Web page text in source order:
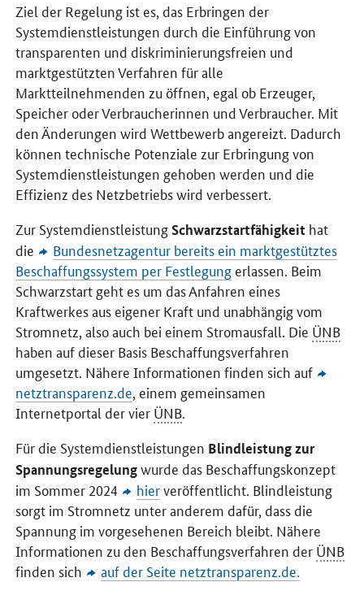
Ziel der Regelung ist es, das Erbringen der
Systemdienstleistungen durch die Einführung von
transparenten und diskriminierungsfreien und
marktgestützten Verfahren für alle
Marktteilnehmenden zu öffnen, egal ob Erzeuger,
Speicher oder Verbraucherinnen und Verbraucher. Mit
den Änderungen wird Wettbewerb angereizt. Dadurch
können technische Potenziale zur Erbringung von
Systemdienstleistungen gehoben werden und die
Effizienz des Netzbetriebs wird verbessert.
Zur SystemdienstleistungSchwarzstartfähigkeit hat
die
Bundesnetzagentur bereits ein marktgestütztes
Beschaffungssystem per Festlegung erlassen. Beim
Schwarzstart geht es um das Anfahren eines
Kraftwerkes aus eigener Kraft und unabhängig vom
Stromnetz, also auch bei einem Stromausfall. Die ÜNB
haben auf dieser Basis Beschaffungsverfahren
umgesetzt. Nähere Informationen finden sich auf
netztransparenz.de, einem gemeinsamen
Internetportal der vier ÜNB.
Für die Systemdienstleistungen Blindleistung zur
Spannungsregelungwurde das Beschaffungskonzept
im Sommer 2024
hierveröffentlicht. Blindleistung
sorgt im Stromnetz unter anderem dafür, dass die
Spannung im vorgesehenen Bereich bleibt. Nähere
Informationen zu den Beschaffungsverfahren der ÜNB
finden sich
auf der Seite netztransparenz.de.